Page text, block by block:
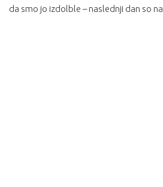
da smo jo izdolble – naslednji dan so